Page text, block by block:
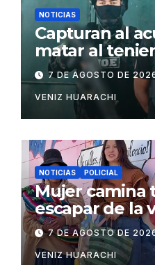
NOTICIAS
Capturan al
matar al
San Matías
7 DE AGOSTO DE
VENIZ HUARACHI
NOTICIAS POLICIAL
Mujer camina
escapar de la
Potosí
7 DE AGOSTO DE
VENIZ HUARACHI